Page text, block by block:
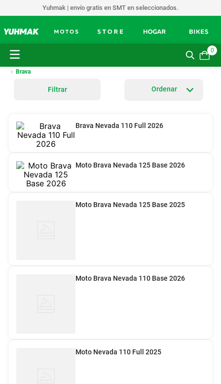
Yuhmak | envío gratis en SMT en seleccionados.
0
Brava
Filtrar
Brava Nevada 110 Full 2026
Moto Brava Nevada 125 Base 2026
Moto Brava Nevada 125 Base 2025
Moto Brava Nevada 110 Base 2026
Moto Nevada 110 Full 2025